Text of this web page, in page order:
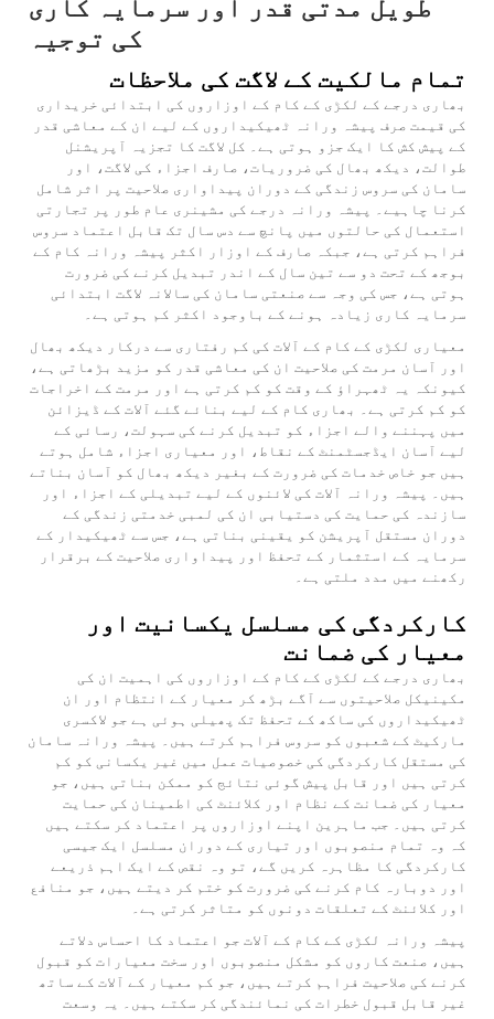
طویل مدتی قدر اور سرمایہ کاری
کی توجیہ
تمام مالکیت کے لاگت کی ملاحظات
بھاری درجے کے لکڑی کے کام کے اوزاروں کی ابتدائی خریداری
کی قیمت صرف پیشہ ورانہ ٹھیکیداروں کے لیے ان کے معاشی قدر
کے پیش کش کا ایک جزو ہوتی ہے۔ کل لاگت کا تجزیہ آپریشنل
طوالت، دیکھ بھال کی ضروریات، صارف اجزاء کی لاگت، اور
سامان کی سروس زندگی کے دوران پیداواری صلاحیت پر اثر شامل
کرنا چاہیے۔ پیشہ ورانہ درجے کی مشینری عام طور پر تجارتی
استعمال کی حالتوں میں پانچ سے دس سال تک قابل اعتماد سروس
فراہم کرتی ہے، جبکہ صارف کے اوزار اکثر پیشہ ورانہ کام کے
بوجھ کے تحت دو سے تین سال کے اندر تبدیل کرنے کی ضرورت
ہوتی ہے، جس کی وجہ سے صنعتی سامان کی سالانہ لاگت ابتدائی
سرمایہ کاری زیادہ ہونے کے باوجود اکثر کم ہوتی ہے۔
معیاری لکڑی کے کام کے آلات کی کم رفتاری سے درکار دیکھ بھال
اور آسان مرمت کی صلاحیت ان کی معاشی قدر کو مزید بڑھاتی ہے،
کیونکہ یہ ٹھہراؤ کے وقت کو کم کرتی ہے اور مرمت کے اخراجات
کو کم کرتی ہے۔ بھاری کام کے لیے بنائے گئے آلات کے ڈیزائن
میں پہننے والے اجزاء کو تبدیل کرنے کی سہولت، رسائی کے
لیے آسان ایڈجسٹمنٹ کے نقاط، اور معیاری اجزاء شامل ہوتے
ہیں جو خاص خدمات کی ضرورت کے بغیر دیکھ بھال کو آسان بناتے
ہیں۔ پیشہ ورانہ آلات کی لائنوں کے لیے تبدیلی کے اجزاء اور
سازندہ کی حمایت کی دستیابی ان کی لمبی خدمتی زندگی کے
دوران مستقل آپریشن کو یقینی بناتی ہے، جس سے ٹھیکیدار کے
سرمایہ کے استثمار کے تحفظ اور پیداواری صلاحیت کے برقرار
رکھنے میں مدد ملتی ہے۔
کارکردگی کی مسلسل یکسانیت اور
معیار کی ضمانت
بھاری درجے کے لکڑی کے کام کے اوزاروں کی اہمیت ان کی
مکینیکل صلاحیتوں سے آگے بڑھ کر معیار کے انتظام اور ان
ٹھیکیداروں کی ساکھ کے تحفظ تک پھیلی ہوئی ہے جو لاکسری
مارکیٹ کے شعبوں کو سروس فراہم کرتے ہیں۔ پیشہ ورانہ سامان
کی مستقل کارکردگی کی خصوصیات عمل میں غیر یکسانی کو کم
کرتی ہیں اور قابل پیش گوئی نتائج کو ممکن بناتی ہیں، جو
معیار کی ضمانت کے نظام اور کلائنٹ کی اطمینان کی حمایت
کرتی ہیں۔ جب ماہرین اپنے اوزاروں پر اعتماد کر سکتے ہیں
کہ وہ تمام منصوبوں اور تیاری کے دوران مسلسل ایک جیسی
کارکردگی کا مظاہرہ کریں گے، تو وہ نقص کے ایک اہم ذریعے
اور دوبارہ کام کرنے کی ضرورت کو ختم کر دیتے ہیں، جو منافع
اور کلائنٹ کے تعلقات دونوں کو متاثر کرتی ہے۔
پیشہ ورانہ لکڑی کے کام کے آلات جو اعتماد کا احساس دلاتے
ہیں، صنعت کاروں کو مشکل منصوبوں اور سخت معیارات کو قبول
کرنے کی صلاحیت فراہم کرتے ہیں، جو کم معیار کے آلات کے ساتھ
غیر قابل قبول خطرات کی نمائندگی کر سکتے ہیں۔ یہ وسعت